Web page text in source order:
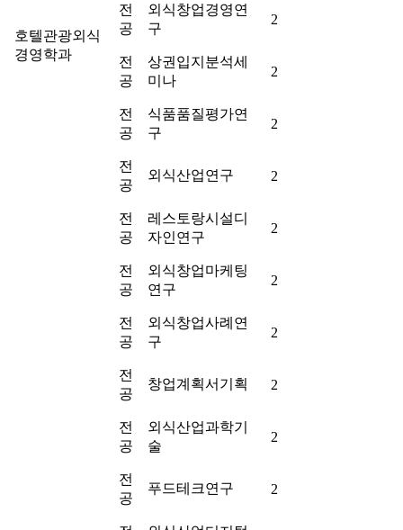
호텔관광외식
경영학과
전
공
외식창업경영연
구
2
전
공
상권입지분석세
미나
2
전
공
식품품질평가연
구
2
전
공
외식산업연구 2
전
공
레스토랑시설디
자인연구
2
전
공
외식창업마케팅
연구
2
전
공
외식창업사례연
구
2
전
공
창업계획서기획 2
전
공
외식산업과학기
술
2
전
공
푸드테크연구 2